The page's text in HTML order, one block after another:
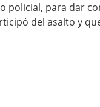
policial, para dar
del asalto y